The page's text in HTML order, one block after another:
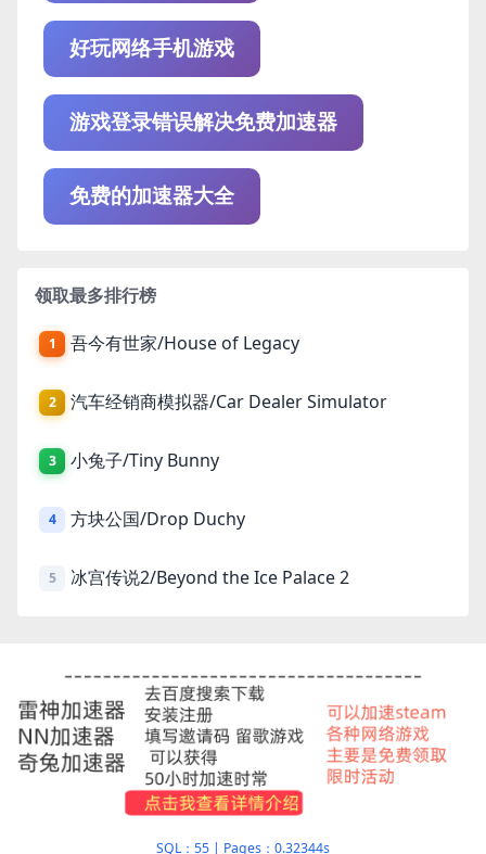
好玩网络手机游戏
游戏登录错误解决免费加速器
免费的加速器大全
领取最多排行榜
1 吾今有世家/House of Legacy
2 汽车经销商模拟器/Car Dealer Simulator
3 小兔子/Tiny Bunny
4 方块公国/Drop Duchy
5 冰宫传说2/Beyond the Ice Palace 2
SQL：55 | Pages：0.32344s